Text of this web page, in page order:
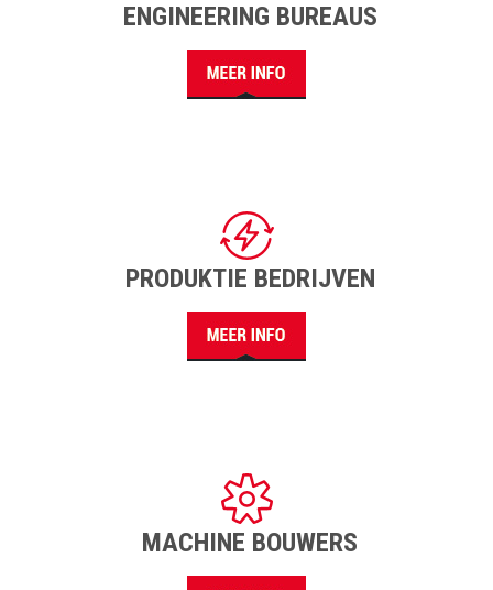
ENGINEERING BUREAUS
PRODUKTIE BEDRIJVEN
MACHINE BOUWERS